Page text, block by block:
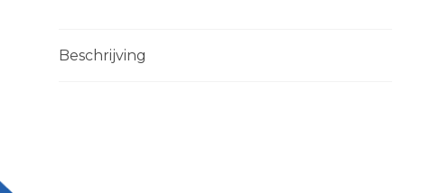
Beschrijving